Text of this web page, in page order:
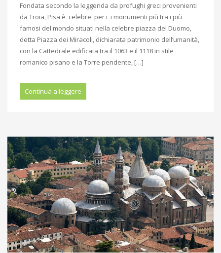
Fondata secondo la leggenda da profughi greci provenienti
da Troia, Pisa è celebre per i i monumenti più tra i più
famosi del mondo situati nella celebre piazza del Duomo,
detta Piazza dei Miracoli, dichiarata patrimonio dell’umanità,
con la Cattedrale edificata tra il 1063 e il 1118 in stile
romanico pisano e la Torre pendente, […]
Continua a leggere